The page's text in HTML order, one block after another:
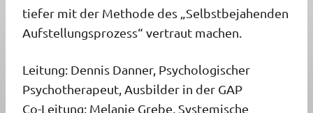
tiefer mit der Methode des „Selbstbejahenden
Aufstellungsprozess“ vertraut machen.
Leitung: Dennis Danner, Psychologischer
Psychotherapeut, Ausbilder in der GAP
Co-Leitung: Melanie Grebe, Systemische